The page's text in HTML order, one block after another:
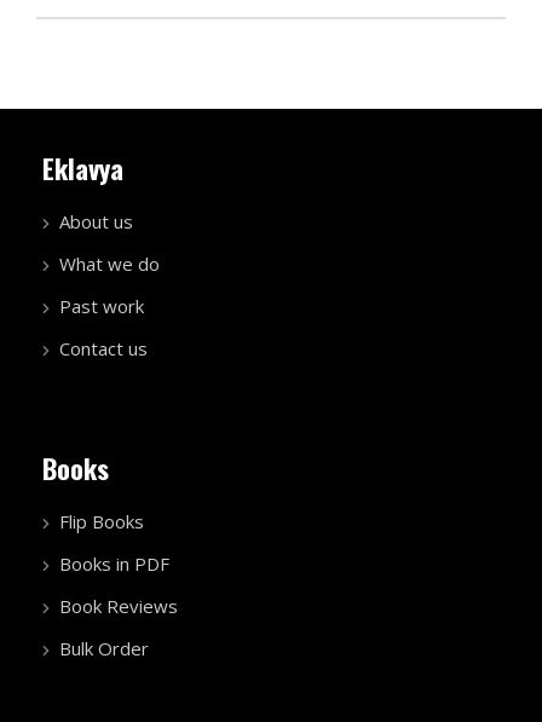
Eklavya
About us
What we do
Past work
Contact us
Books
Flip Books
Books in PDF
Book Reviews
Bulk Order